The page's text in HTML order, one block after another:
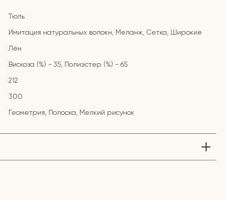
Тюль
Имитация натуральных волокн, Меланж, Сетка, Широкие
Лён
Вискоза (%) - 35, Полиэстер (%) - 65
212
300
Геометрия, Полоска, Мелкий рисунок